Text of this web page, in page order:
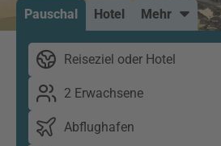
Pauschal Hotel Mehr
Reiseziel oder Hotel
2 Erwachsene
Abflughafen